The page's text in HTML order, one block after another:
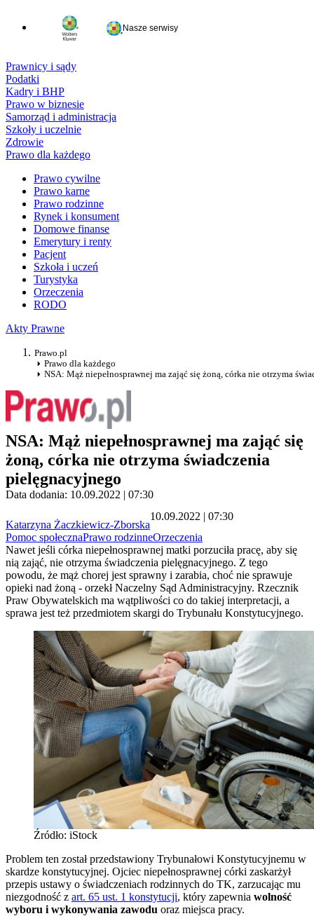
Nasze serwisy
Prawnicy i sądy
Podatki
Kadry i BHP
Prawo w biznesie
Samorząd i administracja
Szkoły i uczelnie
Zdrowie
Prawo dla każdego
Prawo cywilne
Prawo karne
Prawo rodzinne
Rynek i konsument
Domowe finanse
Emerytury i renty
Pacjent
Szkoła i uczeń
Turystyka
Orzeczenia
RODO
Akty Prawne
Prawo.pl
Prawo dla każdego
NSA: Mąż niepełnosprawnej ma zająć się żoną, córka nie otrzyma
NSA: Mąż niepełnosprawnej ma zająć się
żoną, córka nie otrzyma świadczenia
pielęgnacyjnego
Data dodania: 10.09.2022 | 07:30
Katarzyna Żaczkiewicz-Zborska
10.09.2022 | 07:30
Pomoc społecznaPrawo rodzinneOrzeczenia
Nawet jeśli córka niepełnosprawnej matki porzuciła pracę, aby się
nią zająć, nie otrzyma świadczenia pielęgnacyjnego. Z tego
powodu, że mąż chorej jest sprawny i zarabia, choć nie sprawuje
opieki nad żoną - orzekł Naczelny Sąd Administracyjny. Rzecznik
Praw Obywatelskich ma wątpliwości co do takiej interpretacji, a
sprawa jest też przedmiotem skargi do Trybunału Konstytucyjnego.
Źródło: iStock
Problem ten został przedstawiony Trybunałowi Konstytucyjnemu w
skardze konstytucyjnej. Ojciec niepełnosprawnej córki zaskarżył
przepis ustawy o świadczeniach rodzinnych do TK, zarzucając mu
niezgodność z art. 65 ust. 1 konstytucji, który zapewnia wolność
wyboru i wykonywania zawodu oraz miejsca pracy.